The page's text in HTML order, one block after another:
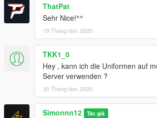
ThatPat
Sehr Nice!^^
19 Tháng tám, 2020
TKK1_0
Hey , kann ich die Uniformen auf
Server verwenden ?
20 Tháng tám, 2020
Simonnn12 Tác giả